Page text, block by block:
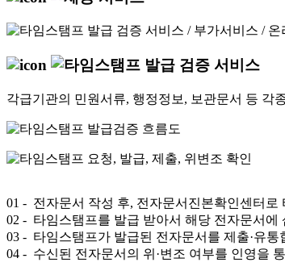
각급기관의 민원서류, 행정정보, 보관문서 등 각
01 - 전자문서 작성 후, 전자문서진본확인센터로
02 - 타임스탬프를 발급 받아서 해당 전자문서에
03 - 타임스탬프가 발급된 전자문서를 제출·유통
04 - 수신된 전자문서의 위·변조 여부를 인영을